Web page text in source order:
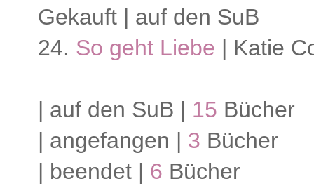
Gekauft | auf den SuB
24. So geht Liebe | Katie
| auf den SuB | 15 Bücher
| angefangen | 3 Bücher
| beendet | 6 Bücher